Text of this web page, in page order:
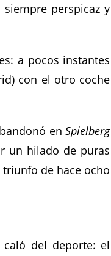
perspicaz y
a pocos instantes
con el otro coche
enSpielberg
un hilado de puras
de hace ocho
del deporte: el